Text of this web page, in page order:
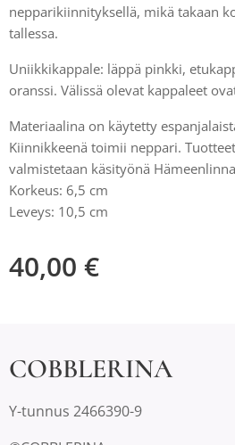
nepparikiinnityksellä, mikä takaan
tallessa.
Uniikkikappale: läppä pinkki,
oranssi. Välissä olevat kappaleet
Materiaalina on käytetty
Kiinnikkeenä toimii neppari.
valmistetaan käsityönä
Korkeus: 6,5 cm
Leveys: 10,5 cm
40,00 €
COBBLERINA
Y-tunnus 2466390-9